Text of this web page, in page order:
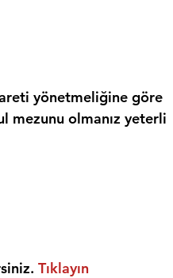
yönetmeliğine göre
mezunu olmanız yeterli
Tıklayın